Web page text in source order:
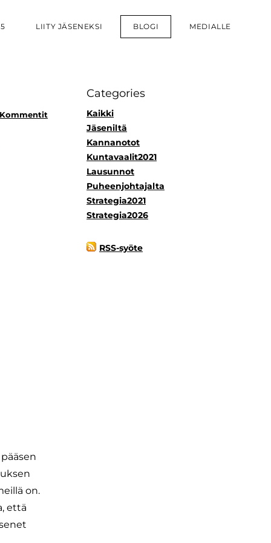
LIITY JÄSENEKSI BLOGI MEDIALLE
on.
että
Categories
Kaikki
Jäseniltä
Kannanotot
Kuntavaalit2021
Lausunnot
Puheenjohtajalta
Strategia2021
Strategia2026
RSS-syöte